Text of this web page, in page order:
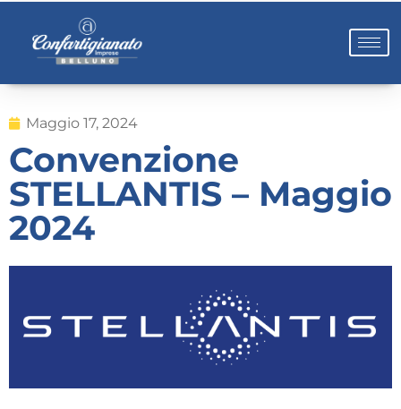
Maggio 17, 2024
Convenzione
STELLANTIS – Maggio
2024